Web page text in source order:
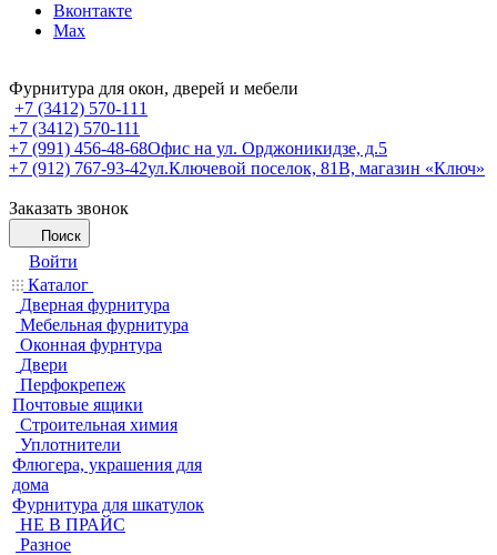
Вконтакте
Max
Фурнитура для окон, дверей и мебели
+7 (3412) 570-111
+7 (3412) 570-111
+7 (991) 456-48-68Офис на ул. Орджоникидзе, д.5
+7 (912) 767-93-42ул.Ключевой поселок, 81В, магазин «Ключ»
Заказать звонок
Поиск
Войти
Каталог
Дверная фурнитура
Мебельная фурнитура
Оконная фурнтура
Двери
Перфокрепеж
Почтовые ящики
Строительная химия
Уплотнители
Флюгера, украшения для
дома
Фурнитура для шкатулок
НЕ В ПРАЙС
Разное